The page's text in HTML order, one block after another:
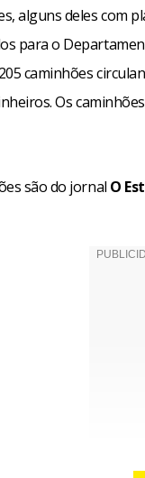
alguns deles com
para o
caminhões
Os
são do jornal O